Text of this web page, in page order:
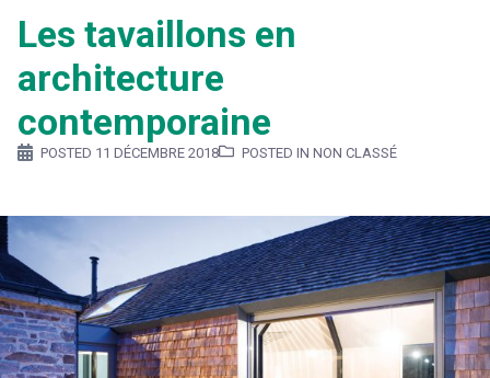
Les tavaillons en
architecture
contemporaine
POSTED 11 DÉCEMBRE 2018 POSTED IN NON CLASSÉ